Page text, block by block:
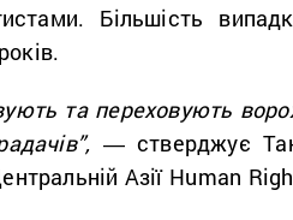
Більшість
та переховують
― стверджує
Азії Human